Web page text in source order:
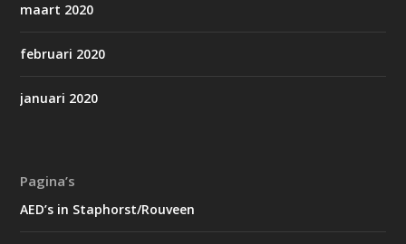
maart 2020
februari 2020
januari 2020
Pagina’s
AED’s in Staphorst/Rouveen